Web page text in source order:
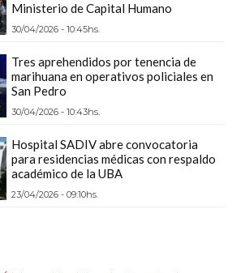
Ministerio de Capital Humano
30/04/2026 - 10:45hs.
Tres aprehendidos por tenencia de
marihuana en operativos policiales en
San Pedro
30/04/2026 - 10:43hs.
Hospital SADIV abre convocatoria
para residencias médicas con respaldo
académico de la UBA
23/04/2026 - 09:10hs.